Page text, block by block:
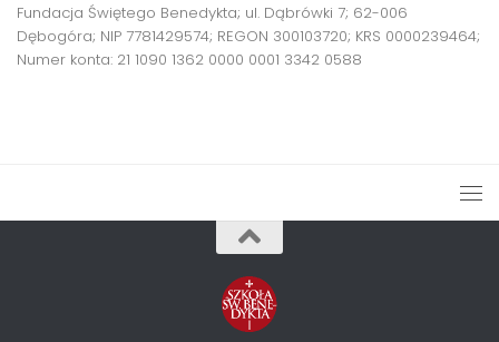
Fundacja Świętego Benedykta; ul. Dąbrówki 7; 62-006
Dębogóra; NIP 7781429574; REGON 300103720; KRS 0000239464;
Numer konta: 21 1090 1362 0000 0001 3342 0588